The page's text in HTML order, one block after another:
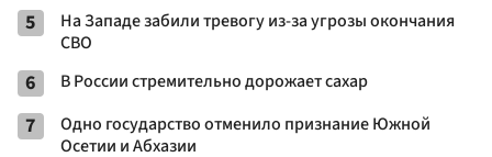
5
На Западе забили тревогу из-за угрозы окончания
СВО
6 В России стремительно дорожает сахар
7
Одно государство отменило признание Южной
Осетии и Абхазии